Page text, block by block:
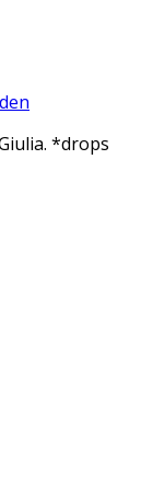
*drops